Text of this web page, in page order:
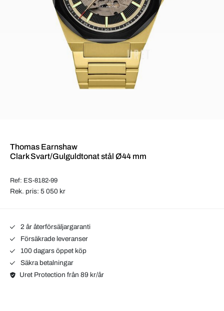
Thomas Earnshaw
Clark Svart/Gulguldtonat stål Ø44 mm
Ref: ES-8182-99
Rek. pris: 5 050 kr
2 år återförsäljargaranti
Försäkrade leveranser
100 dagars öppet köp
Säkra betalningar
Uret Protection från 89 kr/år